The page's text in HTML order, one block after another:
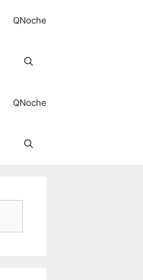
QNoche
QNoche